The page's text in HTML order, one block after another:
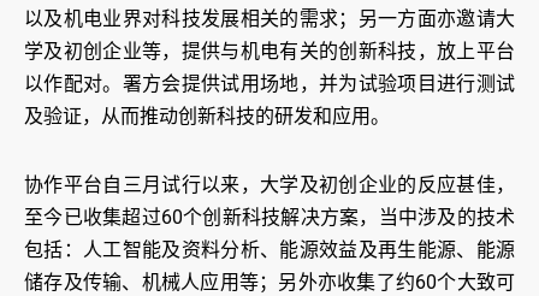
以及机电业界对科技发展相关的需求；另一方面亦邀请大
学及初创企业等，提供与机电有关的创新科技，放上平台
以作配对。署方会提供试用场地，并为试验项目进行测试
及验证，从而推动创新科技的研发和应用。
协作平台自三月试行以来，大学及初创企业的反应甚佳，
至今已收集超过60个创新科技解决方案，当中涉及的技术
包括：人工智能及资料分析、能源效益及再生能源、能源
储存及传输、机械人应用等；另外亦收集了约60个大致可